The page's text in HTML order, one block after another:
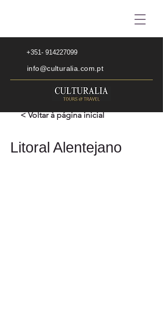
+351- 914227099
info@culturalia.com.pt
< Voltar à página inicial
Litoral Alentejano